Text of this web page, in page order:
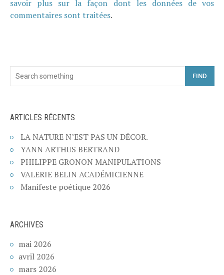
savoir plus sur la façon dont les données de vos
commentaires sont traitées.
FIND
ARTICLES RÉCENTS
LA NATURE N’EST PAS UN DÉCOR.
YANN ARTHUS BERTRAND
PHILIPPE GRONON MANIPULATIONS
VALERIE BELIN ACADÉMICIENNE
Manifeste poétique 2026
ARCHIVES
mai 2026
avril 2026
mars 2026